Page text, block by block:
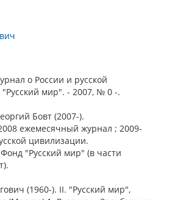
о России и русской
мир". - 2007, № 0 -.
Бовт (2007-).
ежемесячный журнал ; 2009-
цивилизации.
"Русский мир" (в части
(1960-). II. "Русский мир",